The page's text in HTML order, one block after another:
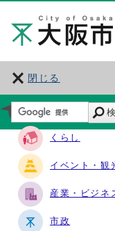
閉じる
サイト・ナビ
くらし
イベント・観
産業・ビジネ
市政